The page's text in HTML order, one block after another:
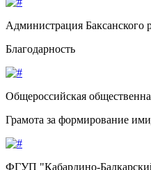
Администрация Баксанского
Благодарность
Общероссийская
Грамота за формирование
ФГУП "Кабардино-